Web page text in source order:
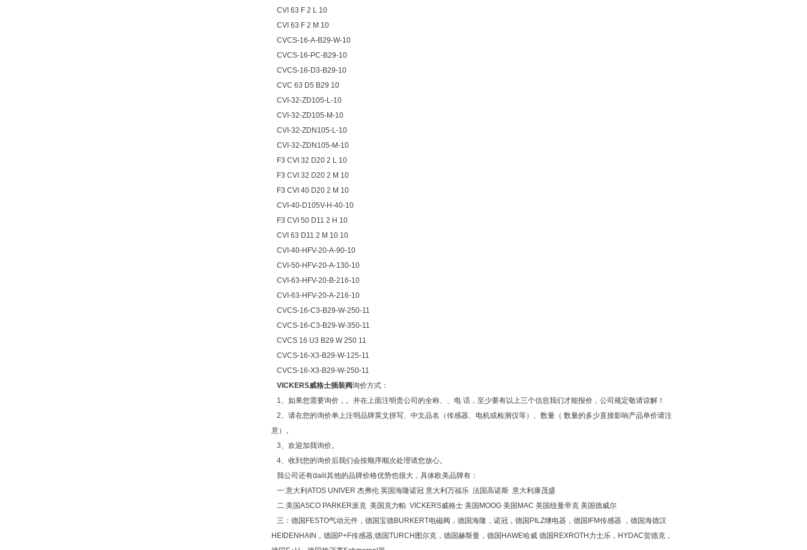
CVI 63 F 2 L 10
CVI 63 F 2 M 10
CVCS-16-A-B29-W-10
CVCS-16-PC-B29-10
CVCS-16-D3-B29-10
CVC 63 D5 B29 10
CVI-32-ZD105-L-10
CVI-32-ZD105-M-10
CVI-32-ZDN105-L-10
CVI-32-ZDN105-M-10
F3 CVI 32 D20 2 L 10
F3 CVI 32 D20 2 M 10
F3 CVI 40 D20 2 M 10
CVI-40-D105V-H-40-10
F3 CVI 50 D11 2 H 10
CVI 63 D11 2 M 10 10
CVI-40-HFV-20-A-90-10
CVI-50-HFV-20-A-130-10
CVI-63-HFV-20-B-216-10
CVI-63-HFV-20-A-216-10
CVCS-16-C3-B29-W-250-11
CVCS-16-C3-B29-W-350-11
CVCS 16 U3 B29 W 250 11
CVCS-16-X3-B29-W-125-11
CVCS-16-X3-B29-W-250-11
VICKERS威格士插装阀询价方式：
1、如果您需要询价，。并在上面注明贵公司的全称、、电 话，至少要有以上三个信息我们才能报价，公司规定敬请谅解！
2、请在您的询价单上注明品牌英文拼写、中文品名（传感器、电机或检测仪等）、数量（ 数量的多少直接影响产品单价请注
意）。
3、欢迎加我询价。
4、收到您的询价后我们会按顺序顺次处理请您放心。
我公司还有daili其他的品牌价格优势也很大，具体欧美品牌有：
一:意大利ATOS UNIVER 杰弗伦 英国海隆诺冠 意大利万福乐 法国高诺斯 意大利康茂盛
二:美国ASCO PARKER派克 美国克力帕 VICKERS威格士 美国MOOG 美国MAC 美国纽曼帝克 美国德威尔
三：德国FESTO气动元件，德国宝德BURKERT电磁阀，德国海隆，诺冠，德国PILZ继电器，德国IFM传感器 ，德国海德汉
HEIDENHAIN，德国P+F传感器;德国TURCH图尔克，德国赫斯曼，德国HAWE哈威 德国REXROTH力士乐，HYDAC贺德克，